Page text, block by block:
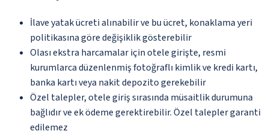
İlave yatak ücreti alınabilir ve bu ücret, konaklama yeri
politikasına göre değişiklik gösterebilir
Olası ekstra harcamalar için otele girişte, resmi
kurumlarca düzenlenmiş fotoğraflı kimlik ve kredi kartı,
banka kartı veya nakit depozito gerekebilir
Özel talepler, otele giriş sırasında müsaitlik durumuna
bağlıdır ve ek ödeme gerektirebilir. Özel talepler garanti
edilemez